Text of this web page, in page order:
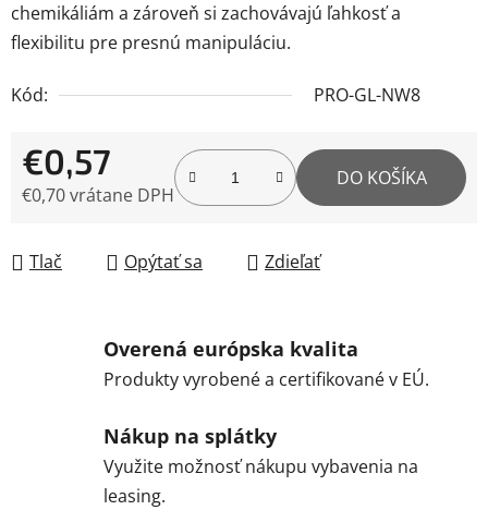
chemikáliám a zároveň si zachovávajú ľahkosť a
flexibilitu pre presnú manipuláciu.
Kód: PRO-GL-NW8
€0,57
€0,70 vrátane DPH
DO KOŠÍKA
Tlač Opýtať sa Zdieľať
Overená európska kvalita
Produkty vyrobené a certifikované v EÚ.
Nákup na splátky
Využite možnosť nákupu vybavenia na
leasing.